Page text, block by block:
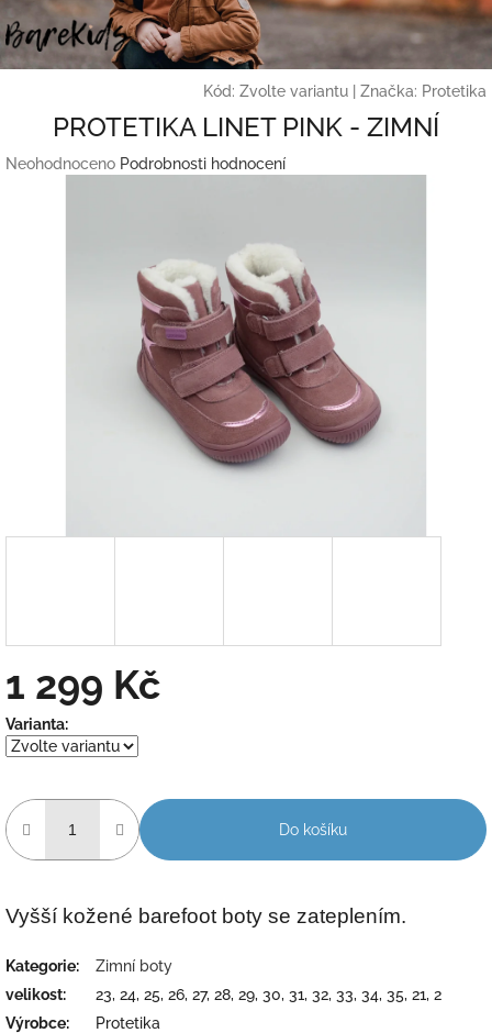
Přejít
na
obsah
Kód: Zvolte variantu Značka: Protetika
PROTETIKA LINET PINK - ZIMNÍ
Průměrné
Neohodnoceno Podrobnosti hodnocení
1 299 Kč
Měrná
cena:
Varianta:
Do košíku
Vyšší kožené barefoot boty se zateplením.
Kategorie:
Zimní boty
velikost:
23, 24, 25, 26, 27, 28, 29, 30, 31, 32, 33, 34, 35, 21, 2
Výrobce:
Protetika